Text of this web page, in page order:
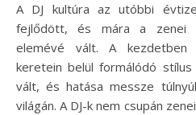
A DJ kultúra az utóbbi évtizedekben robbanásszerűen
fejlődött, és mára a zenei
elemévé vált. A kezdetben
keretein belül formálódó
vált, és hatása messze
világán. A DJ-k nem csupán